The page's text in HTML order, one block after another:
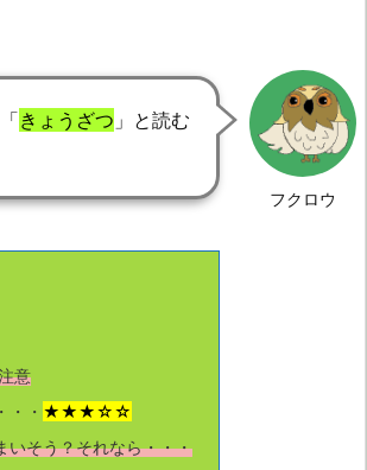
フクロウ
きょうざつ 」と読む
意
・・・ ★★★☆☆
いそう？それなら・・・